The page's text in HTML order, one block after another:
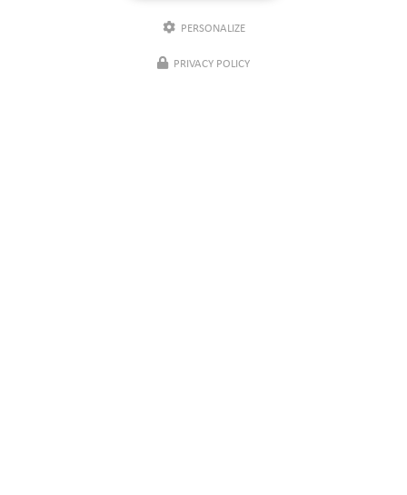
PERSONALIZE
PRIVACY POLICY